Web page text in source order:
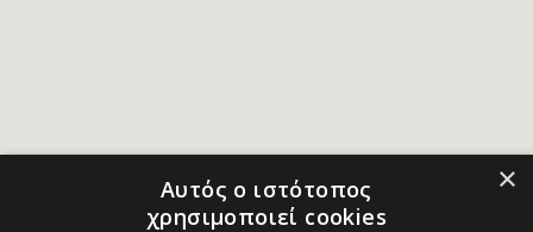
×
Αυτός ο ιστότοπος
χρησιμοποιεί cookies